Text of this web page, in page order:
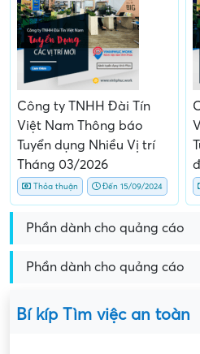
Công ty TNHH Đài Tín
Việt Nam Thông báo
Tuyển dụng Nhiều Vị trí
Tháng 03/2026
Thỏa thuận Đến 15/09/2024
Phần dành cho quảng cáo
Phần dành cho quảng cáo
Bí kíp Tìm việc an toàn